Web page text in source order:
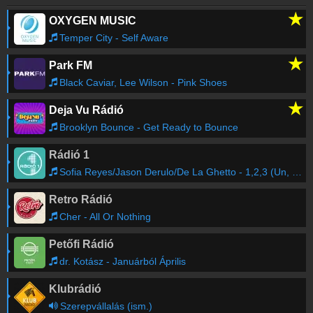
02:35 Hardwell & Matthew Koma
Cash Remix)
02:29 Armin van Buuren & Sam Gray
Dream (ASOT 1223) [Future Favorite]
02:23 Pink Floyd, Jason Risk, Eric Prydz
Brick In The Wall (Koyote Bootleg)
02:21 Verdun Remix
Mix) (Remix)
Régebbi számok lekérése
OXYGEN MUSIC ★
Temper City - Self Aware
Park FM ★
Black Caviar, Lee Wilson - Pink Shoes
Deja Vu Rádió ★
Brooklyn Bounce - Get Ready to Bounce
Rádió 1
Sofia Reyes/Jason Derulo/De La Ghetto - 1,2,3 (Un, Dos, Tres)
Retro Rádió
Cher - All Or Nothing
Petőfi Rádió
dr. Kotász - Januárból Április
Klubrádió
Szerepvállalás (ism.)